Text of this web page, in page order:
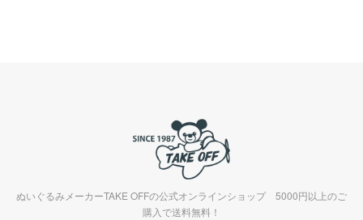
ぬいぐるみメーカーTAKE OFFの公式オンラインショップ 5000円以上のご
購入で送料無料！